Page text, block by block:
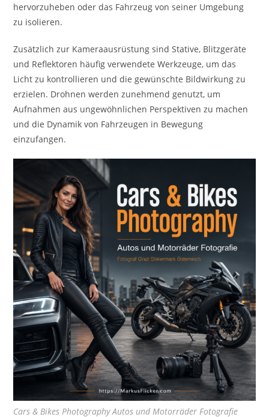
hervorzuheben oder das Fahrzeug von seiner Umgebung
zu isolieren.
Zusätzlich zur Kameraausrüstung sind Stative, Blitzgeräte
und Reflektoren häufig verwendete Werkzeuge, um das
Licht zu kontrollieren und die gewünschte Bildwirkung zu
erzielen. Drohnen werden zunehmend genutzt, um
Aufnahmen aus ungewöhnlichen Perspektiven zu machen
und die Dynamik von Fahrzeugen in Bewegung
einzufangen.
Cars & Bikes Photography Autos und Motorräder Fotografie